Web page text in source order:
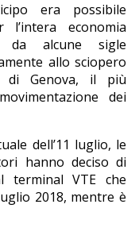
era possibile
l’intera economia
da alcune sigle
allo sciopero
di Genova, il più
dei
dell’11 luglio, le
hanno deciso di
terminal VTE che
2018, mentre è